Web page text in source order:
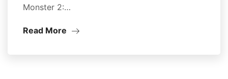
Monster 2:…
Read More